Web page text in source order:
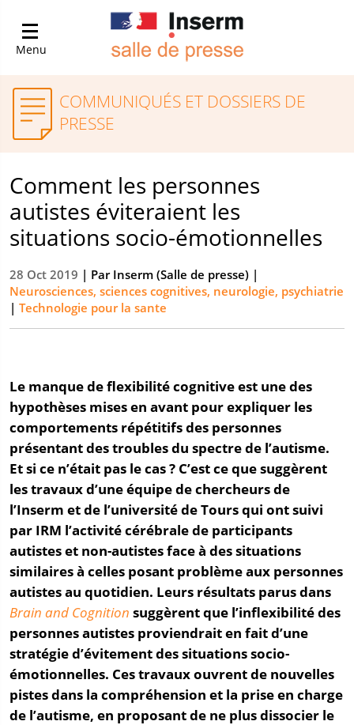
Menu
COMMUNIQUÉS ET DOSSIERS DE
PRESSE
Comment les personnes
autistes éviteraient les
situations socio-émotionnelles
28 Oct 2019 | ParInserm (Salle de presse) |
Neurosciences, sciences cognitives, neurologie, psychiatrie
| Technologie pour la sante
Le manque de flexibilité cognitive est une des
hypothèses mises en avant pour expliquer les
comportements répétitifs des personnes
présentant des troubles du spectre de l’autisme.
Et si ce n’était pas le cas ? C’est ce que suggèrent
les travaux d’une équipe de chercheurs de
l’Inserm et de l’université de Tours qui ont suivi
par IRM l’activité cérébrale de participants
autistes et non-autistes face à des situations
similaires à celles posant problème aux personnes
autistes au quotidien. Leurs résultats parus dans
Brain and Cognition suggèrent que l’inflexibilité des
personnes autistes proviendrait en fait d’une
stratégie d’évitement des situations socio-
émotionnelles. Ces travaux ouvrent de nouvelles
pistes dans la compréhension et la prise en charge
de l’autisme, en proposant de ne plus dissocier le